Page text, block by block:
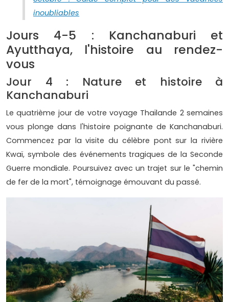
inoubliables
Jours 4-5 : Kanchanaburi et
Ayutthaya, l'histoire au rendez-
vous
Jour 4 : Nature et histoire à
Kanchanaburi
Le quatrième jour de votre voyage Thaïlande 2 semaines
vous plonge dans l'histoire poignante de Kanchanaburi.
Commencez par la visite du célèbre pont sur la rivière
Kwaï, symbole des événements tragiques de la Seconde
Guerre mondiale. Poursuivez avec un trajet sur le "chemin
de fer de la mort", témoignage émouvant du passé.